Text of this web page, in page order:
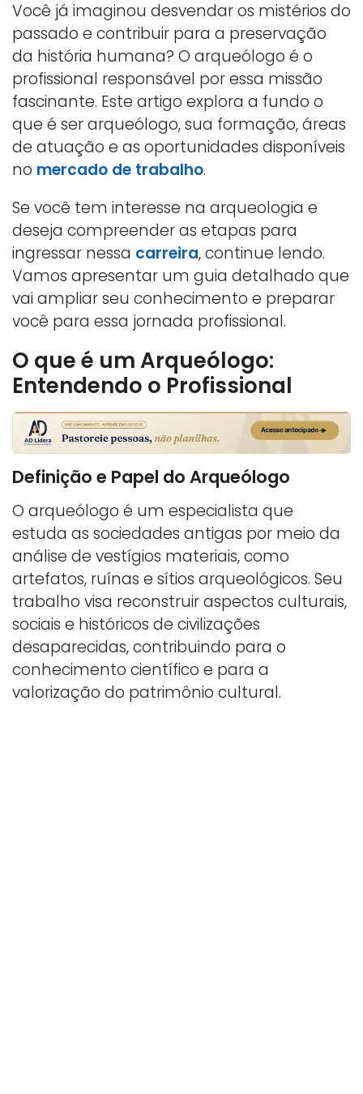
Você já imaginou desvendar os mistérios do
passado e contribuir para a preservação
da história humana? O arqueólogo é o
profissional responsável por essa missão
fascinante. Este artigo explora a fundo o
que é ser arqueólogo, sua formação, áreas
de atuação e as oportunidades disponíveis
no mercado de trabalho.
Se você tem interesse na arqueologia e
deseja compreender as etapas para
ingressar nessa carreira, continue lendo.
Vamos apresentar um guia detalhado que
vai ampliar seu conhecimento e preparar
você para essa jornada profissional.
O que é um Arqueólogo:
Entendendo o Profissional
Definição e Papel do Arqueólogo
O arqueólogo é um especialista que
estuda as sociedades antigas por meio da
análise de vestígios materiais, como
artefatos, ruínas e sítios arqueológicos. Seu
trabalho visa reconstruir aspectos culturais,
sociais e históricos de civilizações
desaparecidas, contribuindo para o
conhecimento científico e para a
valorização do patrimônio cultural.